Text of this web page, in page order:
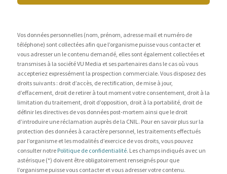
Vos données personnelles (nom, prénom, adresse mail et numéro de
téléphone) sont collectées afin que l’organisme puisse vous contacter et
vous adresser un le contenu demandé, elles sont également collectées et
transmises à la société VU Media et ses partenaires dans le cas où vous
accepteriez expressément la prospection commerciale. Vous disposez des
droits suivants : droit d’accès, de rectification, de mise à jour,
d’effacement, droit de retirer à tout moment votre consentement, droit à la
limitation du traitement, droit d’opposition, droit à la portabilité, droit de
définir les directives de vos données post-mortem ainsi que le droit
d’introduire une réclamation auprès de la CNIL. Pour en savoir plus sur la
protection des données à caractère personnel, les traitements effectués
par l’organisme et les modalités d’exercice de vos droits, vous pouvez
consulter notre Politique de confidentialité. Les champs indiqués avec un
astérisque (*) doivent être obligatoirement renseignés pour que
l’organisme puisse vous contacter et vous adresser votre contenu.